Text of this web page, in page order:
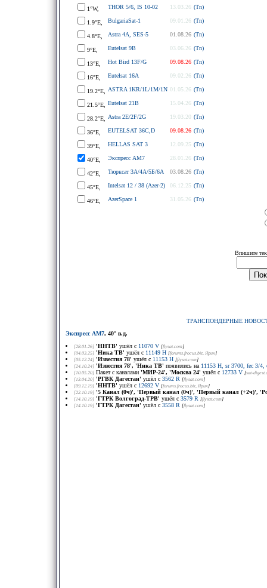
1°W, THOR 5/6, IS 10-02 13.03.26 (Tn)
1.9°E, BulgariaSat-1 09.01.26 (Tn)
4.8°E, Astra 4A, SES-5 01.08.26 (Tn)
9°E, Eutelsat 9B 03.06.26 (Tn)
13°E, Hot Bird 13F/G 09.08.26 (Tn)
16°E, Eutelsat 16A 09.02.26 (Tn)
19.2°E, ASTRA 1KR/1L/1M/1N 01.05.26 (Tn)
21.5°E, Eutelsat 21B 15.04.26 (Tn)
28.2°E, Astra 2E/2F/2G 19.03.20 (Tn)
36°E, EUTELSAT 36C,D 09.08.26 (Tn)
39°E, HELLAS SAT 3 12.09.25 (Tn)
40°E, Экспресс АМ7 28.01.26 (Tn)
42°E, Тюрксат 3A/4A/5Б/6A 03.08.26 (Tn)
45°E, Intelsat 12 / 38 (Azer-2) 06.12.25 (Tn)
46°E, AzerSpace 1 31.05.26 (Tn)
Впишите
ТРАНСПОНДЕРНЫЕ
Экспресс АМ7, 40° в.д.
[28.01.26] 'ННТВ' ушёл с 11070 V [flysat.com]
[04.03.25] 'Ника ТВ' ушёл с 11149 H [forums.frocus.biz, Ярик]
[05.12.24] 'Известия 78' ушёл с 11153 H [flysat.com]
[24.10.24] 'Известия 78', 'Ника ТВ' появились на 11153 H, sr 3700, fec 3/4,
[10.05.20] Пакет с каналами 'МИР-24', 'Москва 24' ушёл с 12733 V [sat-
[13.04.20] 'РГВК Дагестан' ушёл с 3562 R [flysat.com]
[09.12.19] 'ННТВ' ушёл с 12692 V [forums.frocus.biz, Ярик]
[22.10.19] '5 Канал (0ч)', 'Первый канал (0ч)', 'Первый канал (+2ч)',
[14.10.19] 'ГТРК Волгоград-ТРВ' ушёл с 3579 R [flysat.com]
[14.10.19] 'ГТРК Дагестан' ушёл с 3558 R [flysat.com]